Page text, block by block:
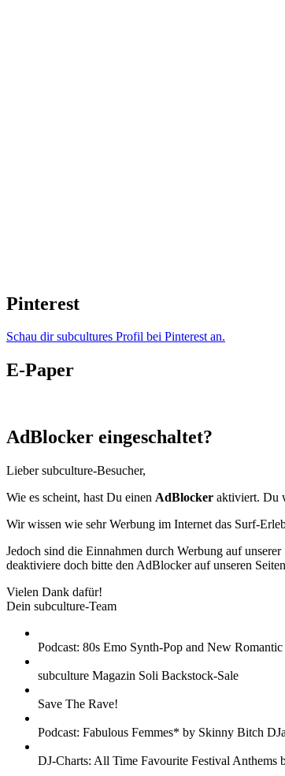
Pinterest
Schau dir subcultures Profil bei Pinterest an.
E-Paper
AdBlocker eingeschaltet?
Lieber subculture-Besucher,
Wie es scheint, hast Du einen AdBlocker aktiviert. Du
Wir wissen wie sehr Werbung im Internet das Surf-
Jedoch sind die Einnahmen durch Werbung auf
deaktiviere doch bitte den AdBlocker auf unseren
Vielen Dank dafür!
Dein subculture-Team
Podcast: 80s Emo Synth-Pop and New
subculture Magazin Soli Backstock-Sale
Save The Rave!
Podcast: Fabulous Femmes* by Skinny Bitch
DJ-Charts: All Time Favourite Festival Anthems